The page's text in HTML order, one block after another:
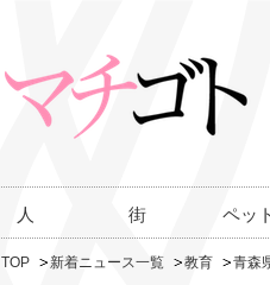
人 街 ペッ
TOP 新着ニュース一覧 教育 青森